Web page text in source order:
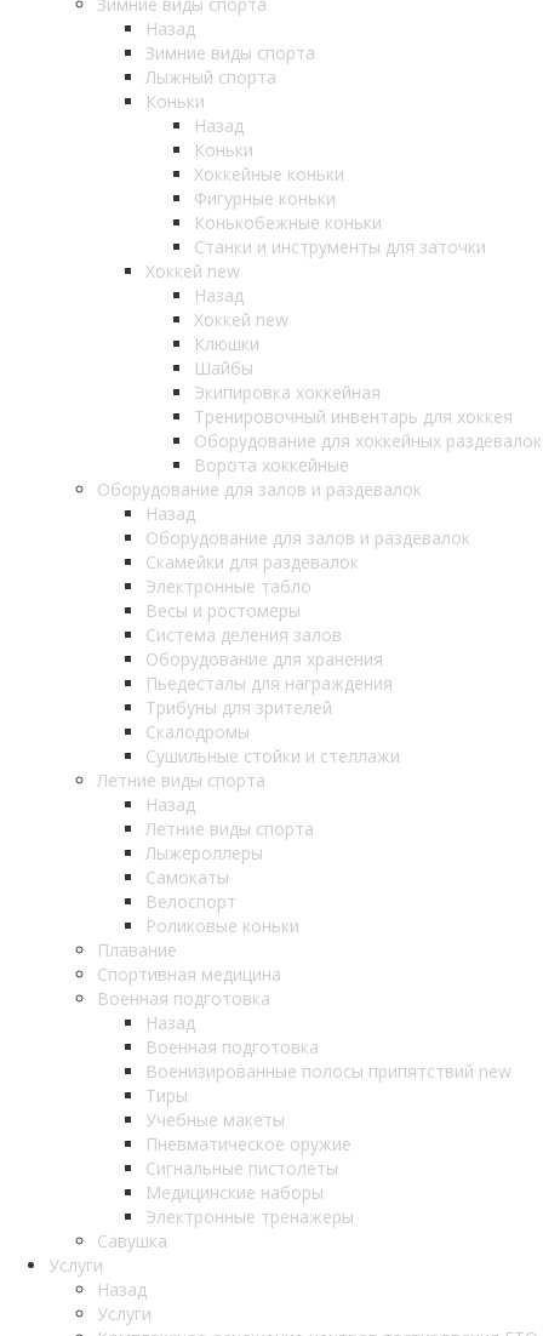
Назад
Зимние виды спорта
Лыжный спорта
Коньки
Назад
Коньки
Хоккейные коньки
Фигурные коньки
Конькобежные коньки
Станки и инструменты для заточки
Хоккей new
Назад
Хоккей new
Клюшки
Шайбы
Экипировка хоккейная
Тренировочный инвентарь для хоккея
Оборудование для хоккейных раздевалок
Ворота хоккейные
Оборудование для залов и раздевалок
Назад
Оборудование для залов и раздевалок
Скамейки для раздевалок
Электронные табло
Весы и ростомеры
Система деления залов
Оборудование для хранения
Пьедесталы для награждения
Трибуны для зрителей
Скалодромы
Сушильные стойки и стеллажи
Летние виды спорта
Назад
Летние виды спорта
Лыжероллеры
Самокаты
Велоспорт
Роликовые коньки
Плавание
Спортивная медицина
Военная подготовка
Назад
Военная подготовка
Военизированные полосы припятствий new
Тиры
Учебные макеты
Пневматическое оружие
Сигнальные пистолеты
Медицинские наборы
Электронные тренажеры
Савушка
Услуги
Назад
Услуги